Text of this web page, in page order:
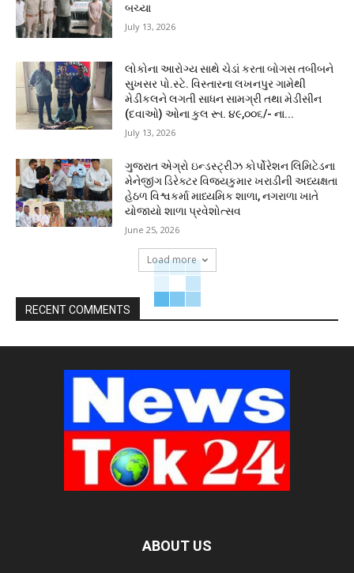
બચ્યા
July 13, 2026
લોકોના આરોગ્ય સાથે ચેડાં કરતા બોગસ તબીબને
સુખસર પો.સ્ટે. વિસ્તારના લખનપુર ગામેથી
મેડીકલને લગતી સાધન સામગ્રી તથા મેડીસીન
(દવાઓ) ઓના કુલ રૂા. ૪૯,૦૦૬/- ના...
July 13, 2026
ગુજરાત એગ્રો ઇન્ડસ્ટ્રીઝ કોર્પોરેશન લિમિટેડના
મેનેજીંગ ડિરેક્ટર વિજયકુમાર ખરાડીની અધ્યક્ષતા
હેઠળ વિશ્વકર્મા માધ્યમિક શાળા, નગરાળા ખાતે
યોજાયો શાળા પ્રવેશોત્સવ
June 25, 2026
Load more
RECENT COMMENTS
ABOUT US